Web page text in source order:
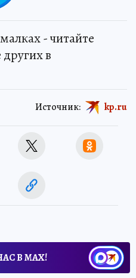
- читайте
в
Источник: kp.ru
В МАХ!